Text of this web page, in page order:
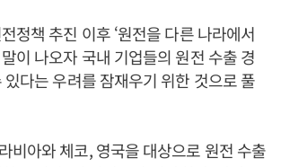
정책 추진 이후 ‘원전을 다른 나라에서
이 나오자 국내 기업들의 원전 수출 경
다는 우려를 잠재우기 위한 것으로 풀
비아와 체코, 영국을 대상으로 원전 수출